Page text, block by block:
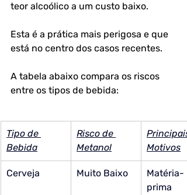
teor alcoólico a um custo baixo.
Esta é a prática mais perigosa e que
está no centro dos casos recentes.
A tabela abaixo compara os riscos
entre os tipos de bebida:
Tipo de
Bebida
Risco de
Metanol
Principais
Motivos
Cerveja Muito Baixo
Matéria-
prima